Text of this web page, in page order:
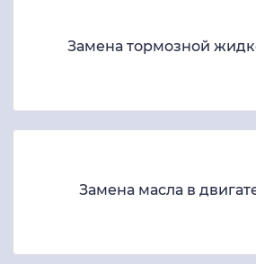
Замена тормозной
Замена масла в